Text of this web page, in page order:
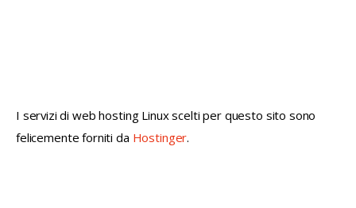
I servizi di web hosting Linux scelti per questo sito sono
felicemente forniti da Hostinger.